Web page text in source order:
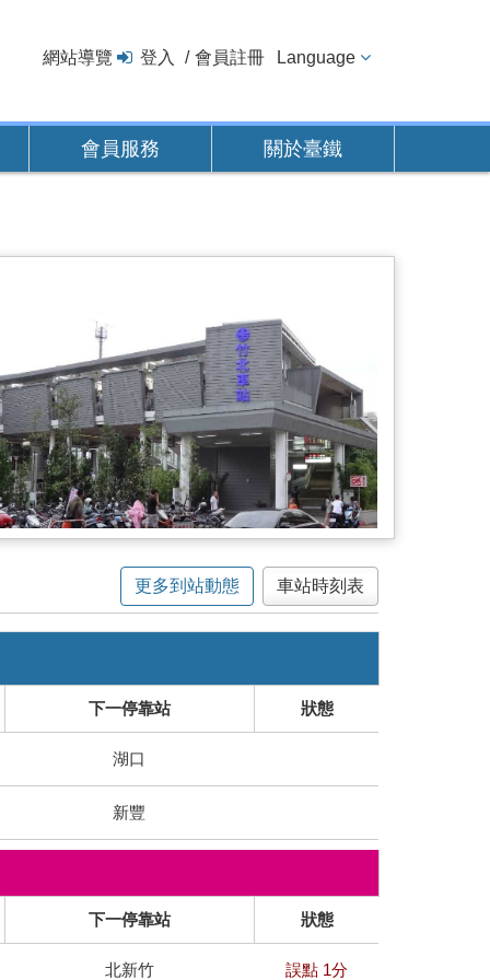
網站導覽 登入 會員註冊 Language
會員服務 關於臺鐵
更多到站動態 車站時刻表
下一停靠站 狀態
湖口
新豐
下一停靠站 狀態
北新竹 誤點 1分